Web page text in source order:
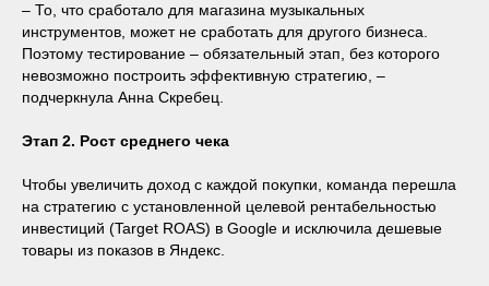
– То, что сработало для магазина музыкальных
инструментов, может не сработать для другого бизнеса.
Поэтому тестирование – обязательный этап, без которого
невозможно построить эффективную стратегию, –
подчеркнула Анна Скребец.
Этап 2. Рост среднего чека
Чтобы увеличить доход с каждой покупки, команда перешла
на стратегию с установленной целевой рентабельностью
инвестиций (Target ROAS) в Google и исключила дешевые
товары из показов в Яндекс.